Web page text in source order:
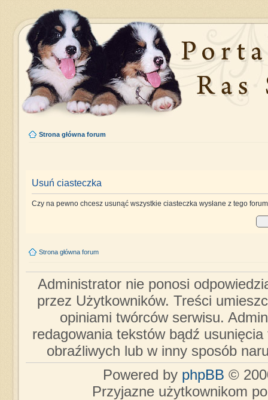
Strona główna forum
Usuń ciasteczka
Czy na pewno chcesz usunąć wszystkie ciasteczka wysłane z tego
Strona główna forum
Administrator nie ponosi
przez Użytkowników. Treści
opiniami twórców serwisu.
redagowania tekstów bądź
obraźliwych lub w inny sposób
Powered by phpBB ©
Przyjazne użytkownikom